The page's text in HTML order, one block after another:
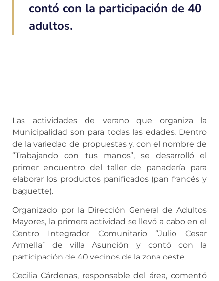
contó con la participación de 40
adultos.
Las actividades de verano que organiza la
Municipalidad son para todas las edades. Dentro
de la variedad de propuestas y, con el nombre de
“Trabajando con tus manos”, se desarrolló el
primer encuentro del taller de panadería para
elaborar los productos panificados (pan francés y
baguette).
Organizado por la Dirección General de Adultos
Mayores, la primera actividad se llevó a cabo en el
Centro Integrador Comunitario “Julio Cesar
Armella” de villa Asunción y contó con la
participación de 40 vecinos de la zona oeste.
Cecilia Cárdenas, responsable del área, comentó